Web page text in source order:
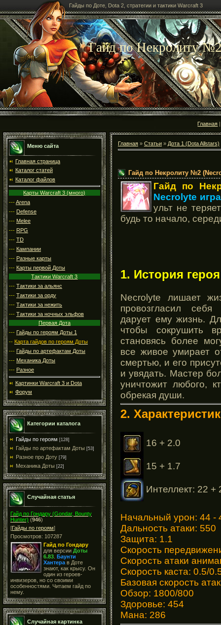
Гайды по Доте, Dota 2, стратегии и тактики Warcraft 3
Гайд по Некролиту
Главная
Меню сайта
Главная страница
Каталог статей
Каталог файлов
Карты Warcraft 3 (много)
---Arena
--- Defense
--- Melee
--- RPG
--- TD
--- Кампании
--- Разные карты
--- Карты первой Доты
Тактики Warcraft 3
--- Тактики за альянс
--- Тактики за орду
--- Тактики за нежить
--- Тактики за ночных эльфов
Первая Дота
--- Гайды по героям Доты 1
-- Карта гайдов по героям Доты
--- Гайды по артефактам Доты
--- Механика Доты
--- Разное
Картинки Warcraft 3 и Dota
Форум
Категории каталога
Гайды по героям [128]
Гайды по артефактам Доты [53]
Разное про Доту [79]
Механика Доты [22]
Случайная статья
Гайд по Гондару (Gondar, Bounty
Hunter) (946)
[Гайды по героям]
Просмотров: 107287
Гайд по Гондару
для версии Доты
6.83 Баунти
Хантера в Доте
знают, как крысу. Он
один из героев-
инвизеров, но со своими
особенностями. Читаем гайд по
нему.
Случайная картинка
Главная » Статьи » Дота 1 (Dota Allstars)
Гайд по Некролиту №2
Гайд по
Necrolyte
ульт не
будь то начало,
1. История героя
Necrolyte лишает
провозгласил
дарует ему жизнь.
чтобы сокрушить
становясь более
все живое умирает
смертью, и его
и увядать. Мастер
уничтожит любого,
обрекая души.
2.
16 + 2.0
15 + 1.7
Интеллект: 22 +
Начальный урон: 44 -
Дальность атаки: 550
Защита: 1.1
Скорость
Cкорость атаки
Скорость каста: 0.5/
Базовая скорость
Обзор: 1800/800
Здоровье: 454
Мана: 286